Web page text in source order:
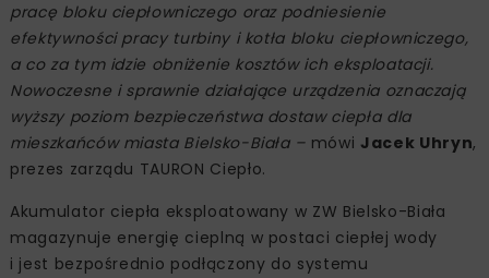
pracę bloku ciepłowniczego oraz podniesienie
efektywności pracy turbiny i kotła bloku ciepłowniczego,
a co za tym idzie obniżenie kosztów ich eksploatacji.
Nowoczesne i sprawnie działające urządzenia oznaczają
wyższy poziom bezpieczeństwa dostaw ciepła dla
mieszkańców miasta Bielsko-Biała – mówi Jacek Uhryn,
prezes zarządu TAURON Ciepło.
Akumulator ciepła eksploatowany w ZW Bielsko-Biała
magazynuje energię cieplną w postaci ciepłej wody
i jest bezpośrednio podłączony do systemu